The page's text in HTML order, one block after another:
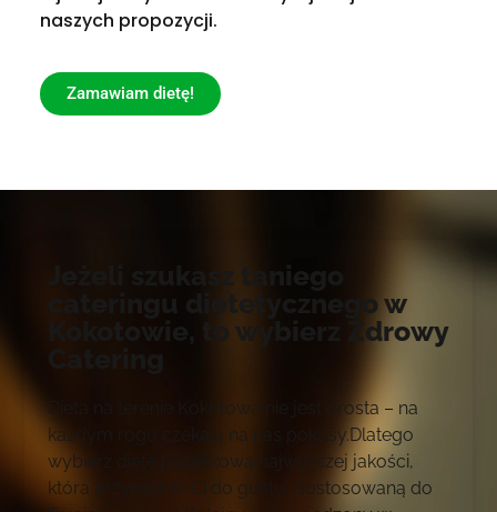
naszych propozycji.
Zamawiam dietę!
cateringu dietetycznego w
Kokotowie, to wybierz Zdrowy
Dieta na terenie Kokotowa nie jest prosta – na
każdym rogu czekają na nas pokusy.Dlatego
wybierz dietę pudełkową najwyższej jakości,
która przypadnie Ci do gustu, dostosowaną do